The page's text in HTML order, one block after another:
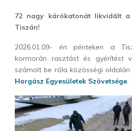
72 nagy kárókatonát likvidált a
Tiszán!
2026.01.09- én pénteken a
kormorán rasztást és gyérítést
számolt be róla közösségi oldalán
Horgász Egyesületek Szövetsége.